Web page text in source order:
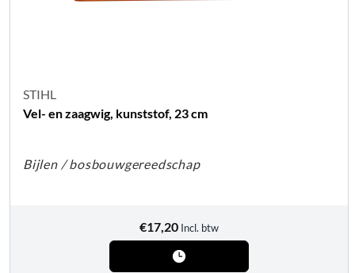
STIHL
Vel- en zaagwig, kunststof, 23 cm
Bijlen / bosbouwgereedschap
€17,20 Incl. btw